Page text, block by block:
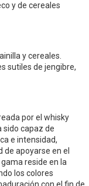
y de cereales
y cereales.
sutiles de jengibre,
por el whisky
sido capaz de
e intensidad,
apoyarse en el
reside en la
los colores